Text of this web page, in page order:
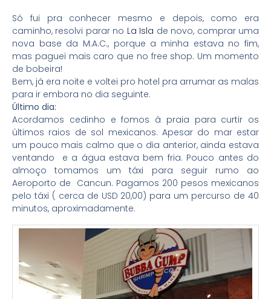
Só fui pra conhecer mesmo e depois, como era
caminho, resolvi parar no La Isla de novo, comprar uma
nova base da M.A.C., porque a minha estava no fim,
mas paguei mais caro que no free shop. Um momento
de bobeira!
Bem, já era noite e voltei pro hotel pra arrumar as malas
para ir embora no dia seguinte.
Último dia:
Acordamos cedinho e fomos à praia para curtir os
últimos raios de sol mexicanos. Apesar do mar estar
um pouco mais calmo que o dia anterior, ainda estava
ventando e a água estava bem fria. Pouco antes do
almoço tomamos um táxi para seguir rumo ao
Aeroporto de Cancun. Pagamos 200 pesos mexicanos
pelo táxi ( cerca de USD 20,00) para um percurso de 40
minutos, aproximadamente.